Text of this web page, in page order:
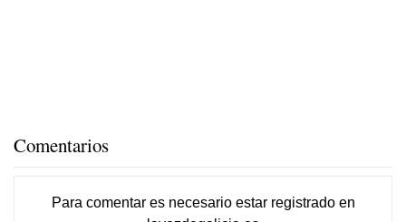
Comentarios
Para comentar es necesario estar registradoen